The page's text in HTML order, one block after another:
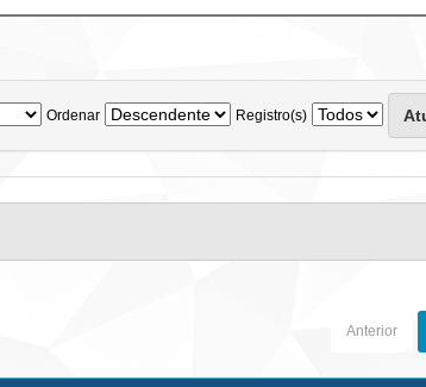
Ordenar Registro(s)
Anterior